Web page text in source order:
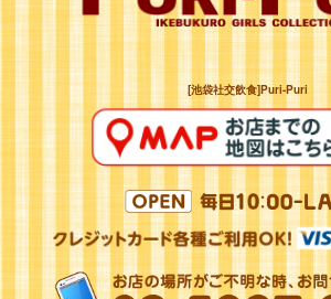
[池袋社交飲食]Puri-Puri